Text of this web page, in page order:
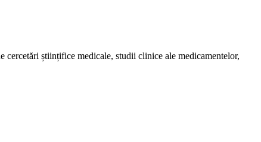
științifice medicale, studii clinice ale medicamentelor,